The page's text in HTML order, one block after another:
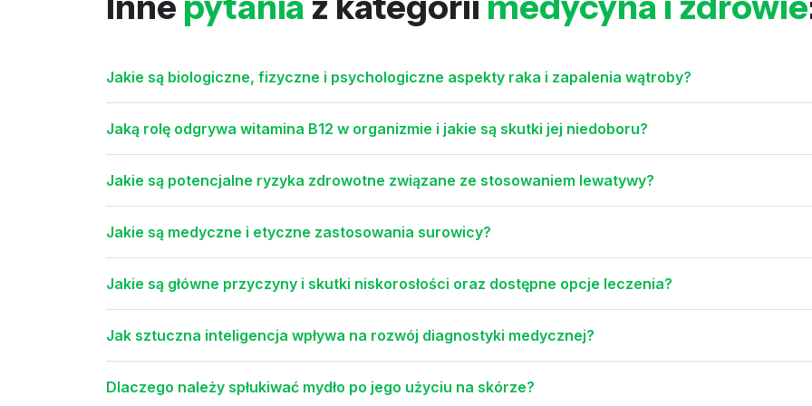
Jakie są biologiczne, fizyczne i psychologiczne aspekty raka i zapalenia wątroby?
Jaką rolę odgrywa witamina B12 w organizmie i jakie są skutki jej niedoboru?
Jakie są potencjalne ryzyka zdrowotne związane ze stosowaniem lewatywy?
Jakie są medyczne i etyczne zastosowania surowicy?
Jakie są główne przyczyny i skutki niskorosłości oraz dostępne opcje leczenia?
Jak sztuczna inteligencja wpływa na rozwój diagnostyki medycznej?
Dlaczego należy spłukiwać mydło po jego użyciu na skórze?